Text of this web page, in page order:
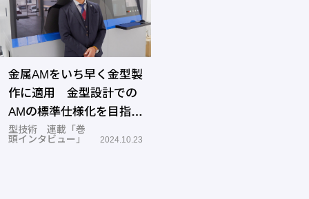
金属AMをいち早く金型製
作に適用 金型設計での
AMの標準仕様化を目指す
―日本精機
型技術 連載「巻
頭インタビュー」
2024.10.23